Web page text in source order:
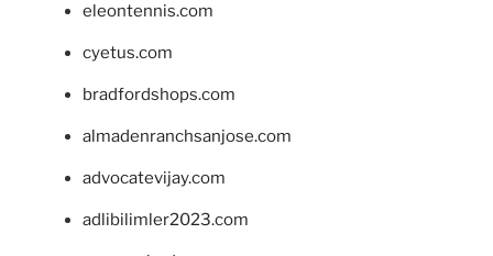
eleontennis.com
cyetus.com
bradfordshops.com
almadenranchsanjose.com
advocatevijay.com
adlibilimler2023.com